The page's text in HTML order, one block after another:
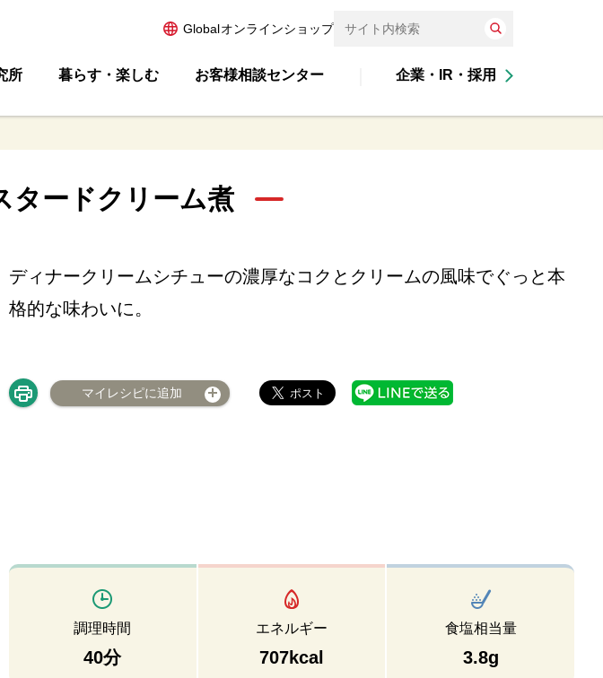
Globalオンラインショップ
所 暮らす・楽しむ お客様相談センター 企業・IR・採用
タードクリーム煮
ディナークリームシチューの濃厚なコクとクリームの風味でぐっと本
格的な味わいに。
マイレシピに追加
調理時間
40分
エネルギー
707kcal
食塩相当量
3.8g